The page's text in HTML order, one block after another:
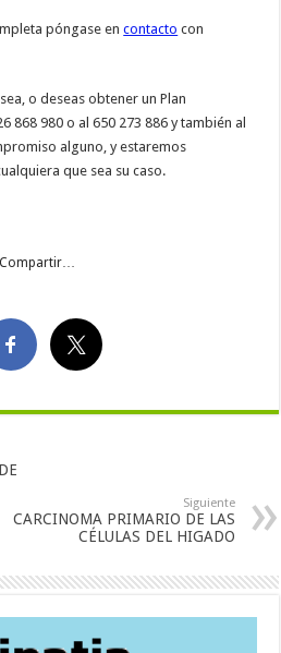
póngase encontacto con
o deseas obtener un Plan
868 980 o al 650 273 886 y también al
alguno, y estaremos
que sea su caso.
Compartir…
Siguiente
CARCINOMA PRIMARIO DE LAS
CÉLULAS DEL HIGADO